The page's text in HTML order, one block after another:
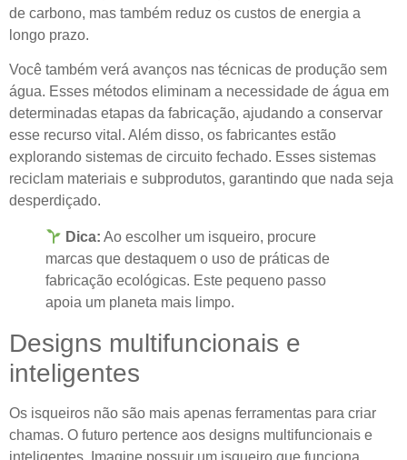
de carbono, mas também reduz os custos de energia a
longo prazo.
Você também verá avanços nas técnicas de produção sem
água. Esses métodos eliminam a necessidade de água em
determinadas etapas da fabricação, ajudando a conservar
esse recurso vital. Além disso, os fabricantes estão
explorando sistemas de circuito fechado. Esses sistemas
reciclam materiais e subprodutos, garantindo que nada seja
desperdiçado.
Dica: Ao escolher um isqueiro, procure
marcas que destaquem o uso de práticas de
fabricação ecológicas. Este pequeno passo
apoia um planeta mais limpo.
Designs multifuncionais e
inteligentes
Os isqueiros não são mais apenas ferramentas para criar
chamas. O futuro pertence aos designs multifuncionais e
inteligentes. Imagine possuir um isqueiro que funciona